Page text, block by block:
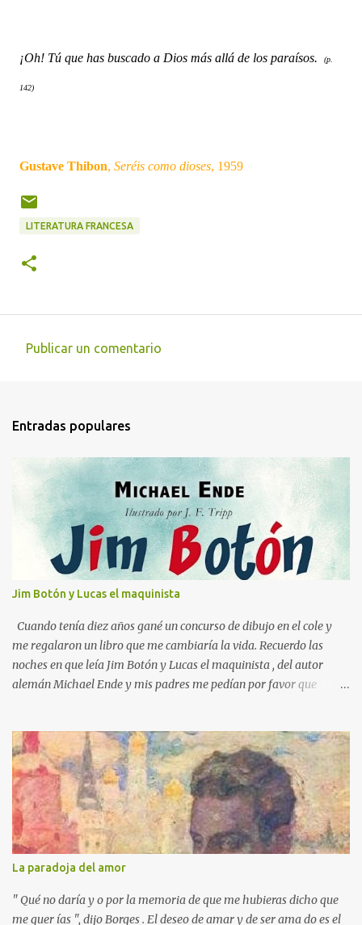
¡Oh! Tú que has buscado a Dios más allá de los paraísos. (p.
142)
Gustave Thibon, Seréis como dioses, 1959
LITERATURA FRANCESA
e
s
Publicar un comentario
Entradas populares
Jim Botón y Lucas el maquinista
Cuando tenía diez años gané un concurso de dibujo en el cole y
me regalaron un libro que me cambiaría la vida. Recuerdo las
noches en que leía Jim Botón y Lucas el maquinista , del autor
alemán Michael Ende y mis padres me pedían por favor que
Y no podía dejar a Jim Botón y su amigo Lucas a las puertas de la
Ciudad de los Dragones para rescatar a la Princesa china Li Si.
Ende es un maestro capaz de crear un universo de fantasía,
poblado por seres sorprendentes y lugares extraordinarios. Desde
el "gigante-aparente" Tur Tur hasta la extraña isla flotante, cada
página de esta gran novela está impregnada de una imaginación
desbordante. Además, la obra aborda temas universales como la
amistad, la justicia y la libertad. Por ejemplo, hay un momento en
que los bonzos chinos condenan a Jim y a Lucas por no tener
documentos (en una crítica social al p...
La paradoja del amor
" Qué no daría y o por la memoria de que me hubieras dicho que
me quer ías ", dijo Borges . El deseo de amar y de ser ama do es el